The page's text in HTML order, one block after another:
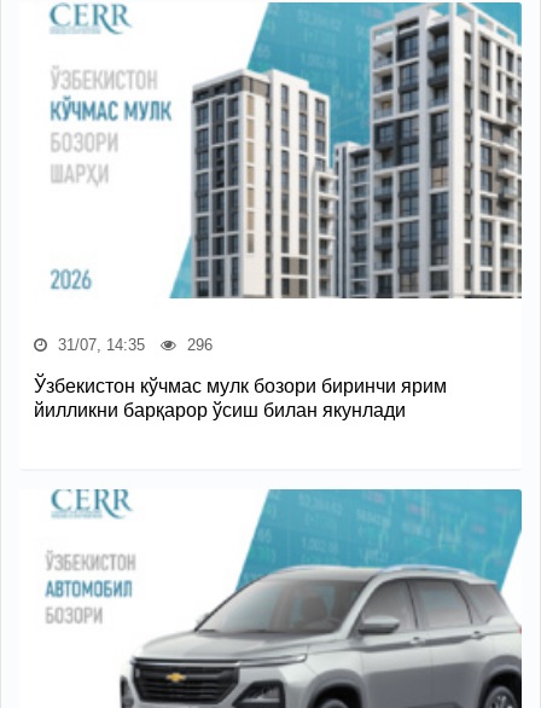
31/07, 14:35 296
Ўзбекистон кўчмас мулк бозори биринчи ярим
йилликни барқарор ўсиш билан якунлади